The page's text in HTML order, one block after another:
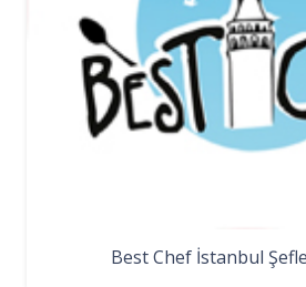
Best Chef İstanbul